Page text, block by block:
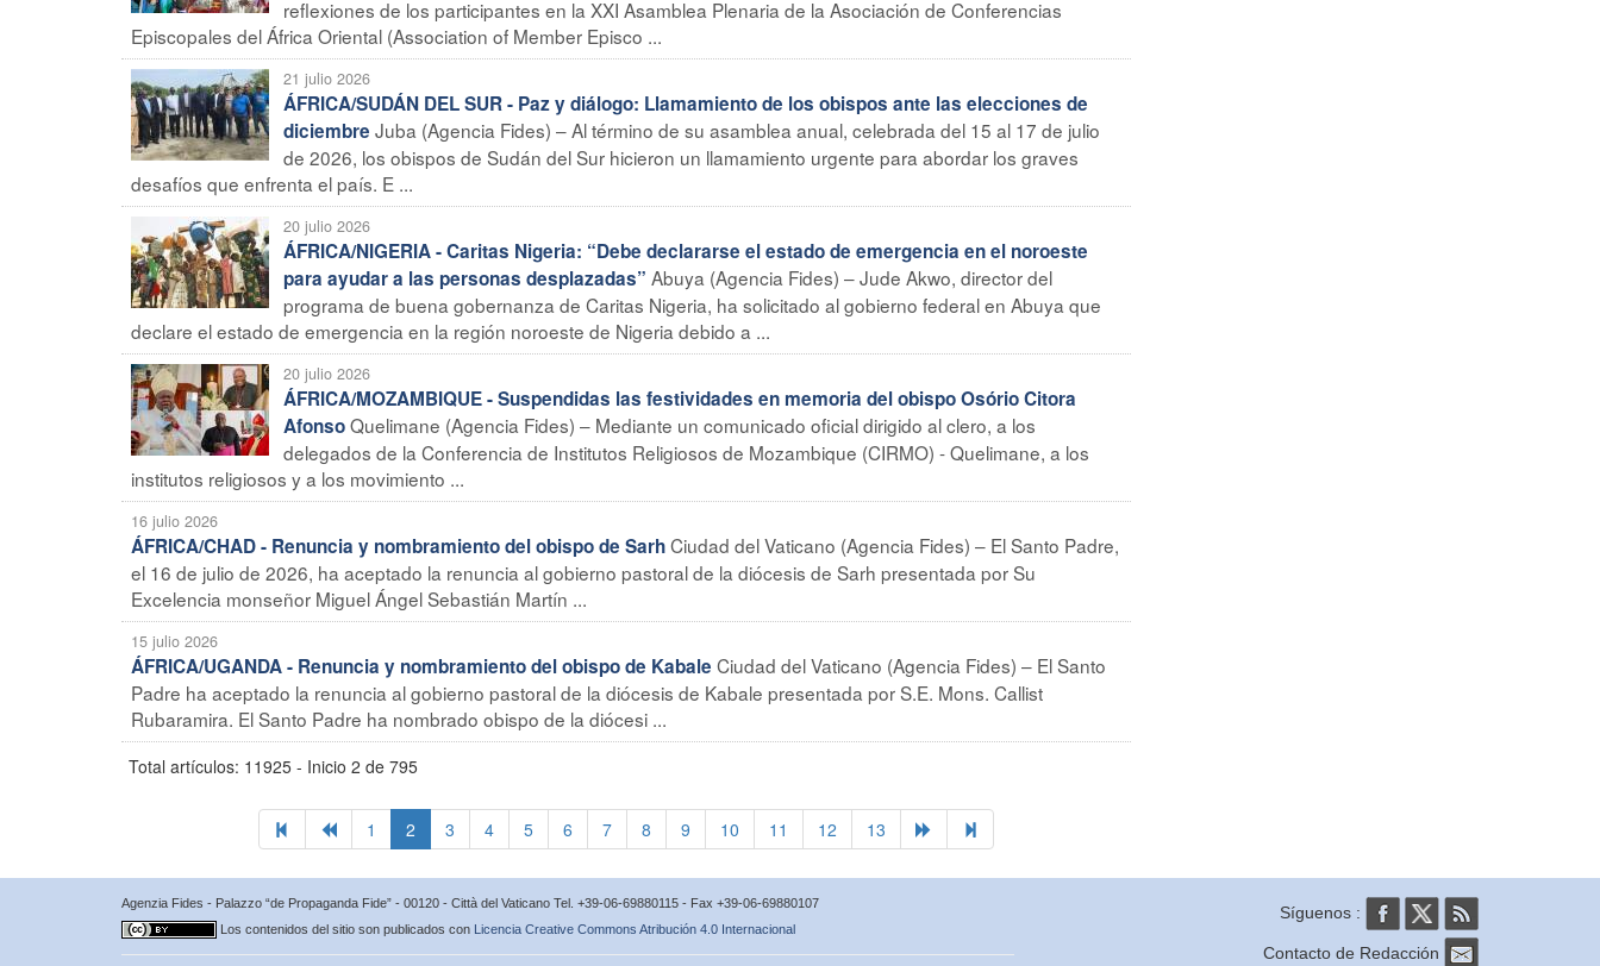
reflexiones de los participantes en la XXI Asamblea Plenaria de la Asociación de Conferencias
Episcopales del África Oriental (Association of Member Episco ...
21 julio 2026
ÁFRICA/SUDÁN DEL SUR - Paz y diálogo: Llamamiento de los obispos ante las elecciones de
diciembre Juba (Agencia Fides) – Al término de su asamblea anual, celebrada del 15 al 17 de julio
de 2026, los obispos de Sudán del Sur hicieron un llamamiento urgente para abordar los graves
desafíos que enfrenta el país. E ...
20 julio 2026
ÁFRICA/NIGERIA - Caritas Nigeria: “Debe declararse el estado de emergencia en el noroeste
para ayudar a las personas desplazadas” Abuya (Agencia Fides) – Jude Akwo, director del
programa de buena gobernanza de Caritas Nigeria, ha solicitado al gobierno federal en Abuya que
declare el estado de emergencia en la región noroeste de Nigeria debido a ...
20 julio 2026
ÁFRICA/MOZAMBIQUE - Suspendidas las festividades en memoria del obispo Osório Citora
AfonsoQuelimane (Agencia Fides) – Mediante un comunicado oficial dirigido al clero, a los
delegados de la Conferencia de Institutos Religiosos de Mozambique (CIRMO) - Quelimane, a los
institutos religiosos y a los movimiento ...
16 julio 2026
ÁFRICA/CHAD - Renuncia y nombramiento del obispo de SarhCiudad del Vaticano (Agencia Fides) – El Santo Padre,
el 16 de julio de 2026, ha aceptado la renuncia al gobierno pastoral de la diócesis de Sarh presentada por Su
Excelencia monseñor Miguel Ángel Sebastián Martín ...
15 julio 2026
ÁFRICA/UGANDA - Renuncia y nombramiento del obispo de Kabale Ciudad del Vaticano (Agencia Fides) – El Santo
Padre ha aceptado la renuncia al gobierno pastoral de la diócesis de Kabale presentada por S.E. Mons. Callist
Rubaramira. El Santo Padre ha nombrado obispo de la diócesi ...
Total artículos: 11925 - Inicio 2 de 795
1 2 3 4 5 6 7 8 9 10 11 12 13
Agenzia Fides - Palazzo “de Propaganda Fide” - 00120 - Città del Vaticano Tel. +39-06-69880115 - Fax +39-06-69880107
Los contenidos del sitio son publicados con Licencia Creative Commons Atribución 4.0 Internacional
Síguenos :
Contacto de Redacción